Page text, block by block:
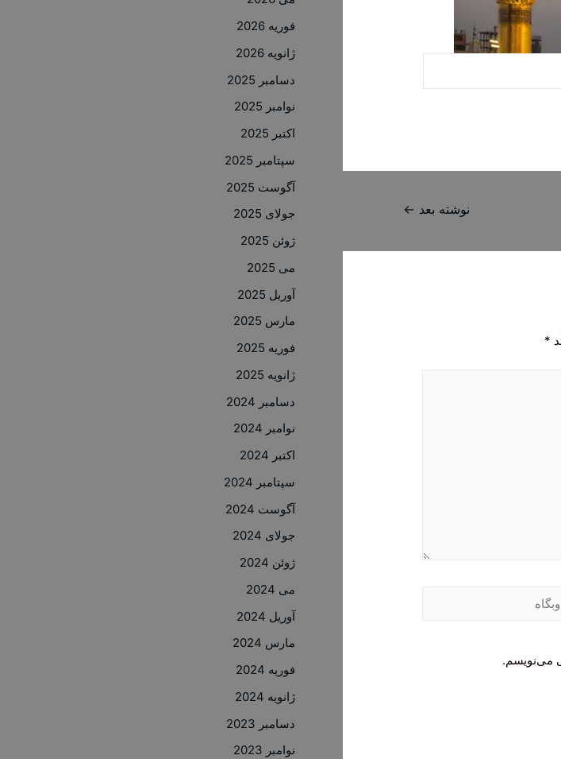
نوشته بعد ←
*
می‌نویسم.
فوریه 2026
ژانویه 2026
دسامبر 2025
نوامبر 2025
اکتبر 2025
سپتامبر 2025
آگوست 2025
جولای 2025
ژوئن 2025
می 2025
آوریل 2025
مارس 2025
فوریه 2025
ژانویه 2025
دسامبر 2024
نوامبر 2024
اکتبر 2024
سپتامبر 2024
آگوست 2024
جولای 2024
ژوئن 2024
می 2024
آوریل 2024
مارس 2024
فوریه 2024
ژانویه 2024
دسامبر 2023
نوامبر 2023